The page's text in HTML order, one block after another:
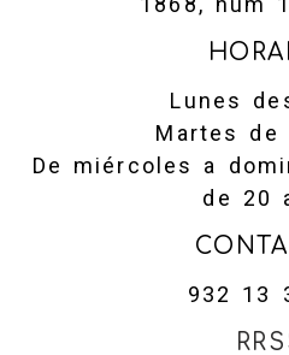
Lunes
Martes de
De miércoles a
de 20
932 13